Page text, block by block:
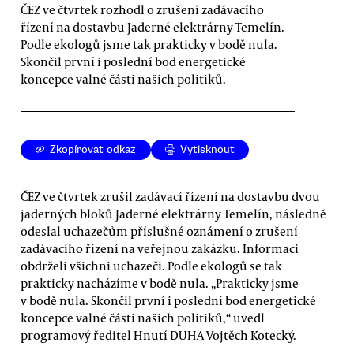
ČEZ ve čtvrtek rozhodl o zrušení zadávacího
řízení na dostavbu Jaderné elektrárny Temelín.
Podle ekologů jsme tak prakticky v bodě nula.
Skončil první i poslední bod energetické
koncepce valné části našich politiků.
Zkopírovat odkaz Vytisknout
ČEZ ve čtvrtek zrušil zadávací řízení na dostavbu dvou
jaderných bloků Jaderné elektrárny Temelín, následně
odeslal uchazečům příslušné oznámení o zrušení
zadávacího řízení na veřejnou zakázku. Informaci
obdrželi všichni uchazeči. Podle ekologů se tak
prakticky nacházíme v bodě nula. „Prakticky jsme
v bodě nula. Skončil první i poslední bod energetické
koncepce valné části našich politiků,“ uvedl
programový ředitel Hnutí DUHA Vojtěch Kotecký.